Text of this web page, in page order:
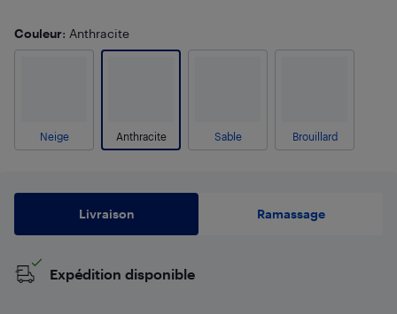
Couleur: Anthracite
Neige Anthracite Sable Brouillard
Livraison Ramassage
Expédition disponible